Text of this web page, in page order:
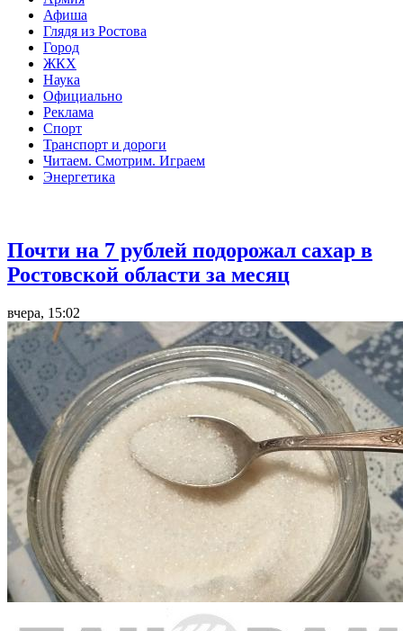
Афиша
Глядя из Ростова
Город
ЖКХ
Наука
Официально
Реклама
Спорт
Транспорт и дороги
Читаем. Смотрим. Играем
Энергетика
Почти на 7 рублей подорожал сахар в
Ростовской области за месяц
вчера, 15:02